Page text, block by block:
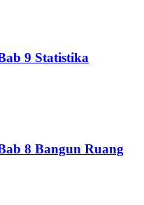
9 Statistika
8 Bangun Ruang